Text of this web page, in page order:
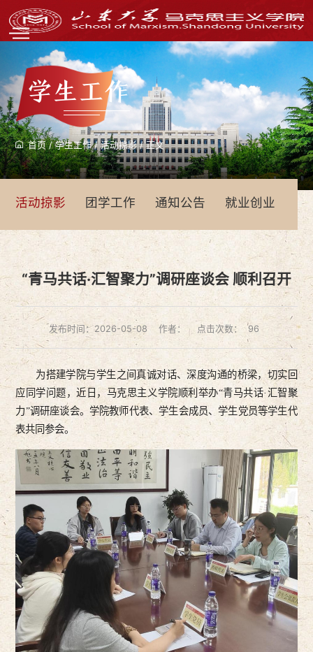
学生工作
首页/学生工作/活动掠影 /正文
活动掠影 团学工作 通知公告 就业创业
“青马共话·汇智聚力”调研座谈会 顺利召开
发布时间：2026-05-08 作者： 点击次数： 96
为搭建学院与学生之间真诚对话、深度沟通的桥梁，切实回
应同学问题，近日，马克思主义学院顺利举办“青马共话·汇智聚
力”调研座谈会。学院教师代表、学生会成员、学生党员等学生代
表共同参会。